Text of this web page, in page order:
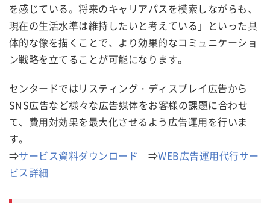
を感じている。将来のキャリアパスを模索しながらも、
現在の生活水準は維持したいと考えている」といった具
体的な像を描くことで、より効果的なコミュニケーショ
ン戦略を立てることが可能になります。
センタードではリスティング・ディスプレイ広告から
SNS広告など様々な広告媒体をお客様の課題に合わせ
て、費用対効果を最大化させるよう広告運用を行いま
す。
⇒サービス資料ダウンロード ⇒WEB広告運用代行サー
ビス詳細